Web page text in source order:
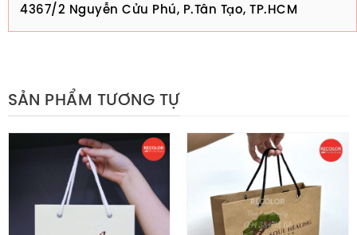
4367/2 Nguyễn Cửu Phú, P.Tân Tạo, TP.HCM
SẢN PHẨM TƯƠNG TỰ